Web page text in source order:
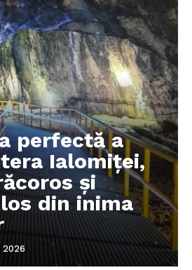
perfectă a
Ialomiței,
și
din inima
2026